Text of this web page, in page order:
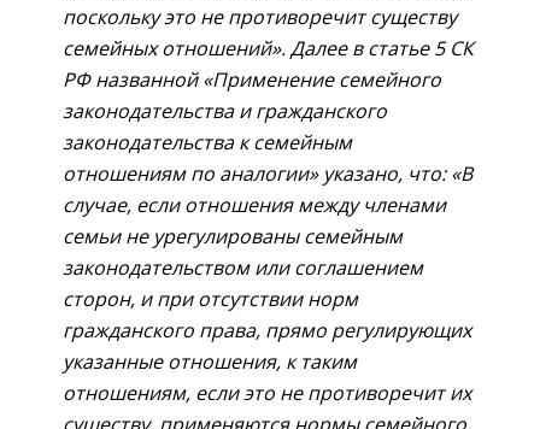
поскольку это не противоречит существу
семейных отношений». Далее в статье 5 СК
РФ названной «Применение семейного
законодательства и гражданского
законодательства к семейным
отношениям по аналогии» указано, что: «В
случае, если отношения между членами
семьи не урегулированы семейным
законодательством или соглашением
сторон, и при отсутствии норм
гражданского права, прямо регулирующих
указанные отношения, к таким
отношениям, если это не противоречит их
существу, применяются нормы семейного